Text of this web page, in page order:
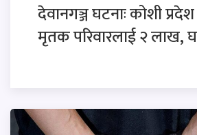
देवानगञ्ज घटनाः कोशी
मृतक परिवारलाई २ लाख,